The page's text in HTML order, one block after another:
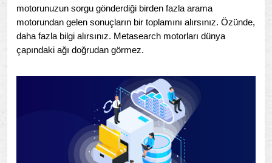
motorunuzun sorgu gönderdiği birden fazla arama
motorundan gelen sonuçların bir toplamını alırsınız. Özünde,
daha fazla bilgi alırsınız. Metasearch motorları dünya
çapındaki ağı doğrudan görmez.